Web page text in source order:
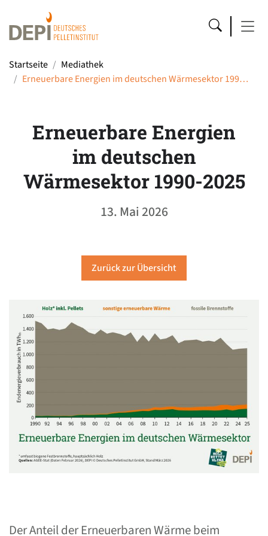
Startseite
Mediathek
Erneuerbare Energien im deutschen Wärmesektor 199…
Erneuerbare Energien
im deutschen
Wärmesektor 1990-2025
13. Mai 2026
Zurück zur Übersicht
Der Anteil der Erneuerbaren Wärme beim